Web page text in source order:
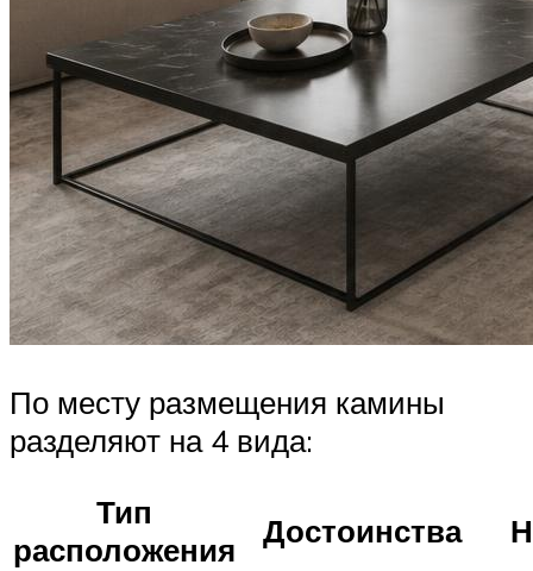
По месту размещения камины
разделяют на 4 вида:
Тип
расположения
Достоинства